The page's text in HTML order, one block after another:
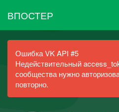
ВПОСТЕР
Ошибка VK API #5
Недействительный
сообщества нужно
повторно.